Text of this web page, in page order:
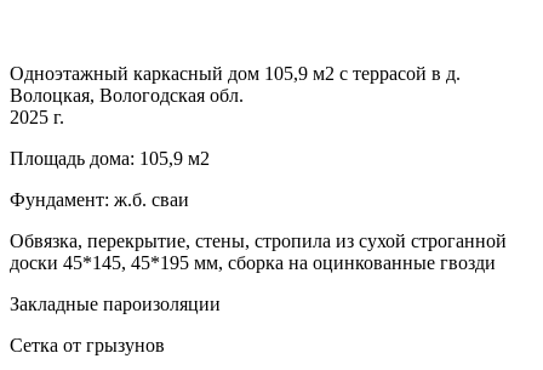
Одноэтажный каркасный дом 105,9 м2 с террасой в д.
Волоцкая, Вологодская обл.
2025 г.
Площадь дома: 105,9 м2
Фундамент: ж.б. сваи
Обвязка, перекрытие, стены, стропила из сухой строганной
доски 45*145, 45*195 мм, сборка на оцинкованные гвозди
Закладные пароизоляции
Сетка от грызунов